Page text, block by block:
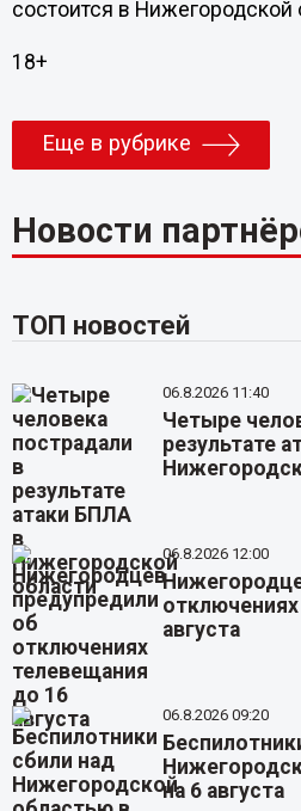
состоится в Нижегородской
18+
Еще в рубрике
Новости
ТОП новостей
06.8.2026 11:40
Четыре
результате
06.8.2026 12:00
августа
06.8.2026 09:20
на 6 августа